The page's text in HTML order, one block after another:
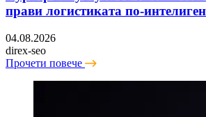
прави логистиката по-
04.08.2026
direx-seo
Прочети повече